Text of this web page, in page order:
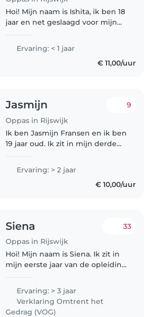
Hoi! Mijn naam is Ishita, ik ben 18
jaar en net geslaagd voor mijn
Rijswijk en ben deze zomer af en
toe beschikbaar om op te
passen in de omgeving van
Ervaring: < 1 jaar
€ 11,00/uur
Jasmijn
Oppas in Rijswijk
9
Ik ben Jasmijn Fransen en ik ben
19 jaar oud. Ik zit in mijn derde
Graaf op de afdeling
Kleinsnijdend Chirurgie. Ik..
Ervaring: > 2 jaar
€ 10,00/uur
Siena
Oppas in Rijswijk
33
Hoi! Mijn naam is Siena. Ik zit in
mijn eerste jaar van de opleiding
universiteit van Utrecht. Ik ben
creatief, enthousiast en
leergierig. Spelletjes doen,
Ervaring: > 3 jaar
Verklaring Omtrent het
Gedrag (VOG)